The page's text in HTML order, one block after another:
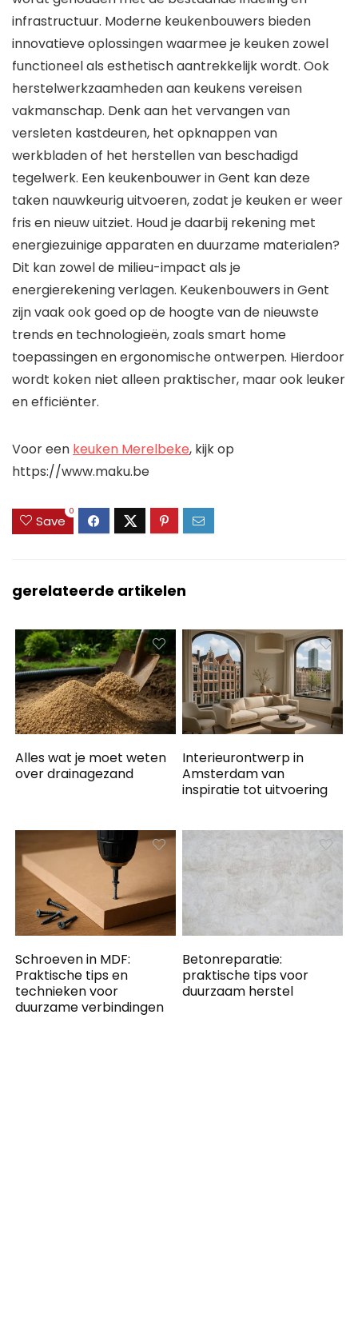
infrastructuur. Moderne keukenbouwers bieden
innovatieve oplossingen waarmee je keuken zowel
functioneel als esthetisch aantrekkelijk wordt. Ook
herstelwerkzaamheden aan keukens vereisen
vakmanschap. Denk aan het vervangen van
versleten kastdeuren, het opknappen van
werkbladen of het herstellen van beschadigd
tegelwerk. Een keukenbouwer in Gent kan deze
taken nauwkeurig uitvoeren, zodat je keuken er weer
fris en nieuw uitziet. Houd je daarbij rekening met
energiezuinige apparaten en duurzame materialen?
Dit kan zowel de milieu-impact als je
energierekening verlagen. Keukenbouwers in Gent
zijn vaak ook goed op de hoogte van de nieuwste
trends en technologieën, zoals smart home
toepassingen en ergonomische ontwerpen. Hierdoor
wordt koken niet alleen praktischer, maar ook leuker
en efficiënter.
Voor een keuken Merelbeke, kijk op
https://www.maku.be
Save
0
gerelateerde artikelen
Alles wat je moet weten
over drainagezand
Interieurontwerp in
Amsterdam van
inspiratie tot uitvoering
Schroeven in MDF:
Praktische tips en
technieken voor
duurzame verbindingen
Betonreparatie:
praktische tips voor
duurzaam herstel